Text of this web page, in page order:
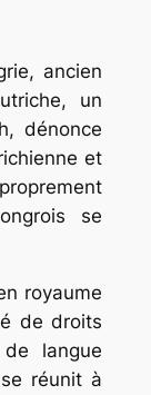
ancien
un
dénonce
et
se
royaume
de droits
langue
réunit à